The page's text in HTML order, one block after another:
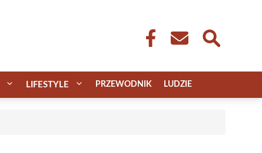
LIFESTYLE PRZEWODNIK LUDZIE